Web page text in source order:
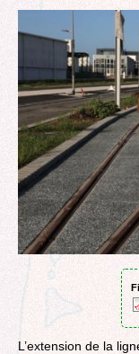
L’extension de la